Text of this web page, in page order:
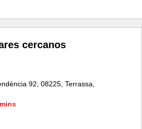
cercanos
92, 08225, Terrassa,